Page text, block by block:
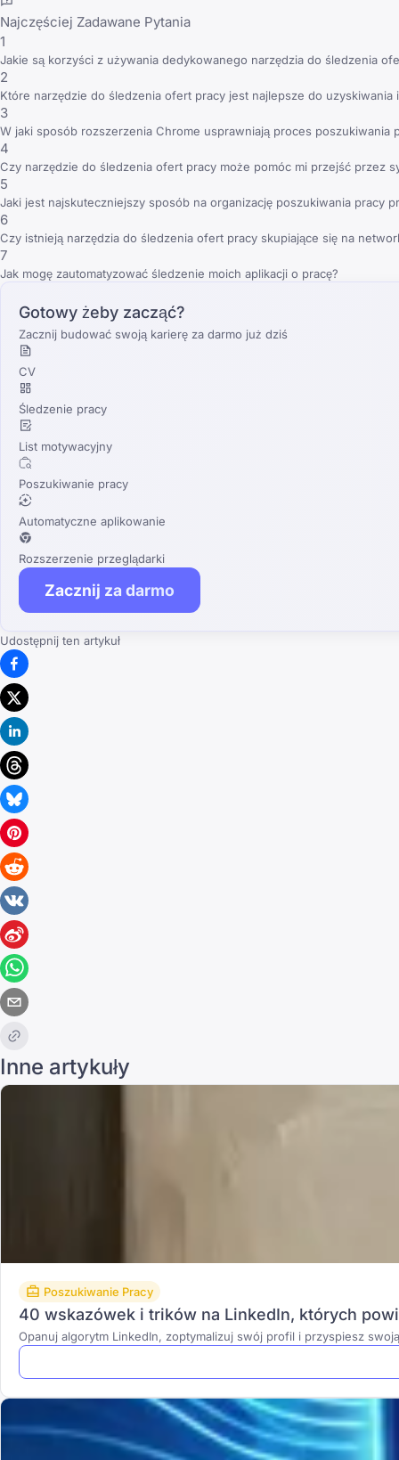
Najczęściej Zadawane Pytania
1
Jakie są korzyści z używania dedykowanego narzędzia do śledzenia
2
Które narzędzie do śledzenia ofert pracy jest najlepsze do uzyskiwania
3
W jaki sposób rozszerzenia Chrome usprawniają proces poszukiwania
4
Czy narzędzie do śledzenia ofert pracy może pomóc mi przejść przez
5
Jaki jest najskuteczniejszy sposób na organizację poszukiwania pracy
6
Czy istnieją narzędzia do śledzenia ofert pracy skupiające się na
7
Jak mogę zautomatyzować śledzenie moich aplikacji o pracę?
Gotowy żeby zacząć?
Zacznij budować swoją karierę za darmo już dziś
CV
Śledzenie pracy
List motywacyjny
Poszukiwanie pracy
Automatyczne aplikowanie
Rozszerzenie przeglądarki
Zacznij za darmo
Udostępnij ten artykuł
Inne artykuły
Poszukiwanie Pracy
40 wskazówek i trików na LinkedIn, których
Opanuj algorytm LinkedIn, zoptymalizuj swój profil i przyspiesz